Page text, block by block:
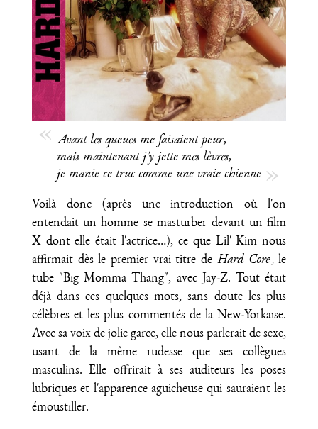
Avant les queues me faisaient peur,
mais maintenant j'y jette mes lèvres,
je manie ce truc comme une vraie chienne
Voilà donc (après une introduction où l'on
entendait un homme se masturber devant un film
X dont elle était l'actrice…), ce que Lil' Kim nous
affirmait dès le premier vrai titre de Hard Core, le
tube "Big Momma Thang", avec Jay-Z. Tout était
déjà dans ces quelques mots, sans doute les plus
célèbres et les plus commentés de la New-Yorkaise.
Avec sa voix de jolie garce, elle nous parlerait de sexe,
usant de la même rudesse que ses collègues
masculins. Elle offrirait à ses auditeurs les poses
lubriques et l'apparence aguicheuse qui sauraient les
émoustiller.